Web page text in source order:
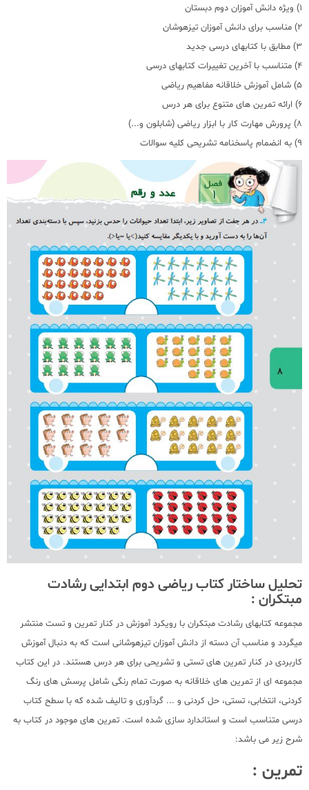
1) ویژه دانش آموزان دوم دبستان
2) مناسب برای دانش آموزان تیزهوشان
3) مطابق با کتابهای درسی جدید
4) متناسب با آخرین تغییرات کتابهای درسی
5) شامل آموزش خلاقانه مفاهیم ریاضی
6) ارائه تمرین های متنوع برای هر درس
8) پرورش مهارت کار با ابزار ریاضی (شابلون و...)
9) به انضمام پاسخنامه تشریحی کلیه سوالات
تحلیل ساختار کتاب ریاضی دوم ابتدایی رشادت
مبتکران :
مجموعه کتابهای رشادت مبتکران با رویکرد آموزش در کنار تمرین و تست منتشر
میگردد و مناسب آن دسته از دانش آموزان تیزهوشانی است که به دنبال آموزش
کاربردی در کنار تمرین های تستی و تشریحی برای هر درس هستند. در این کتاب
مجموعه ای از تمرین های خلاقانه به صورت تمام رنگی شامل پرسش های رنگ
کردنی، انتخابی، تستی، حل کردنی و ... گردآوری و تالیف شده که با سطح کتاب
درسی متناسب است و استاندارد سازی شده است. تمرین های موجود در کتاب به
شرح زیر می باشد:
تمرین :